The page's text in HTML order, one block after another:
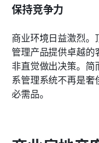
保持竞争力
商业环境日益激烈
管理产品提供卓越
非直觉做出决策。
系管理系统不再是
必需品。